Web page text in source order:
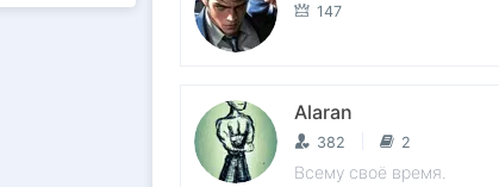
147
Alaran
382 2
Всему своё время.